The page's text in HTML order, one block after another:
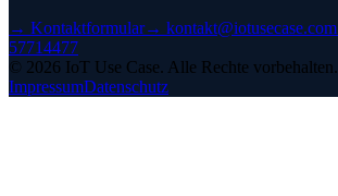
→ Kontaktformular→ kontakt@iotusecase.com
57714477
© 2026 IoT Use Case. Alle Rechte vorbehalten.
ImpressumDatenschutz